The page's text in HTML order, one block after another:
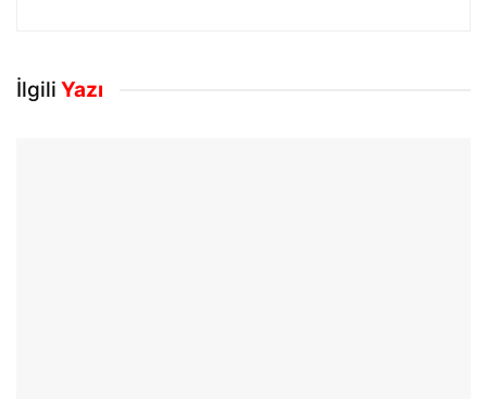
İlgili Yazı